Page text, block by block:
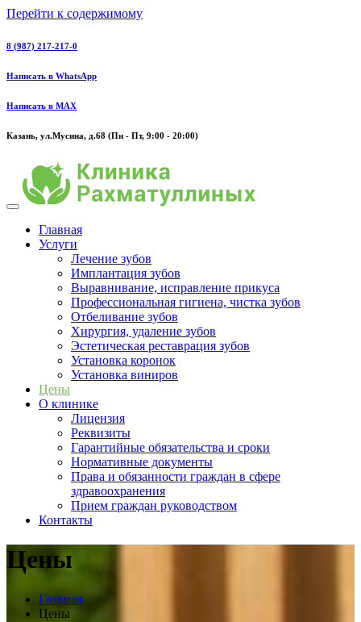
Перейти к содержимому
8 (987) 217-217-0
Написать в WhatsApp
Написать в MAX
Казань, ул.Мусина, д.68 (Пн - Пт, 9:00 - 20:00)
Главная
Услуги
Лечение зубов
Имплантация зубов
Выравнивание, исправление прикуса
Профессиональная гигиена, чистка зубов
Отбеливание зубов
Хирургия, удаление зубов
Эстетическая реставрация зубов
Установка коронок
Установка виниров
Цены
О клинике
Лицензия
Реквизиты
Гарантийные обязательства и сроки
Нормативные документы
Права и обязанности граждан в сфере
здравоохранения
Прием граждан руководством
Контакты
Цены
Главная
Цены